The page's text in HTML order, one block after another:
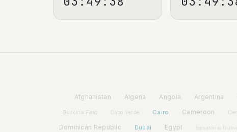
Afghanistan Algeria Angola Argentina
Burkina Faso Cabo Verde Cairo Cameroon
Dominican Republic Dubai Egypt Equatorial